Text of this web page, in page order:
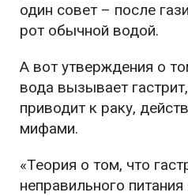
один совет – после
рот обычной водой.
А вот утверждения о
вода вызывает
приводит к раку,
мифами.
«Теория о том, что
неправильного